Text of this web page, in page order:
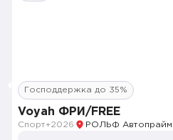
Господдержка до 35%
Voyah ФРИ/FREE
Спорт+2026 РОЛЬФ Автопрайм